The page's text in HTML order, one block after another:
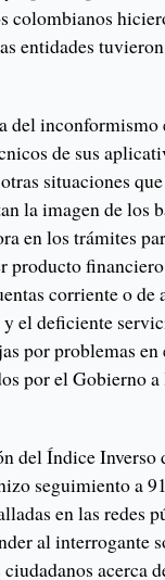
colombianos
entidades
del inconformismo
de sus
situaciones
la imagen de los
en los trámites
producto
corriente o de
y el deficiente
por problemas
por el Gobierno
del Índice Inverso
seguimiento a
en las redes
al interrogante
acerca